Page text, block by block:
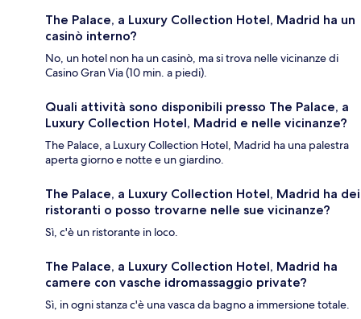
The Palace, a Luxury Collection Hotel, Madrid ha un
casinò interno?
No, un hotel non ha un casinò, ma si trova nelle vicinanze di
Casino Gran Via (10 min. a piedi).
Quali attività sono disponibili presso The Palace, a
Luxury Collection Hotel, Madrid e nelle vicinanze?
The Palace, a Luxury Collection Hotel, Madrid ha una palestra
aperta giorno e notte e un giardino.
The Palace, a Luxury Collection Hotel, Madrid ha dei
ristoranti o posso trovarne nelle sue vicinanze?
Sì, c'è un ristorante in loco.
The Palace, a Luxury Collection Hotel, Madrid ha
camere con vasche idromassaggio private?
Sì, in ogni stanza c'è una vasca da bagno a immersione totale.